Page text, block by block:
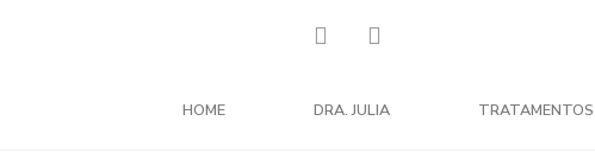
HOME DRA. JULIA TRATAMENTOS